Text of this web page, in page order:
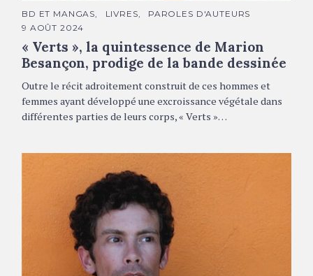
C
T
G
O
R
E
BD ET MANGAS LIVRES
PAROLES D'AUTEURS
9 AOÛT 2024
« Verts », la quintessence de Marion
Besançon, prodige de la bande dessinée
Outre le récit adroitement construit de ces hommes et
femmes ayant développé une excroissance végétale dans
différentes parties de leurs corps, « Verts »…